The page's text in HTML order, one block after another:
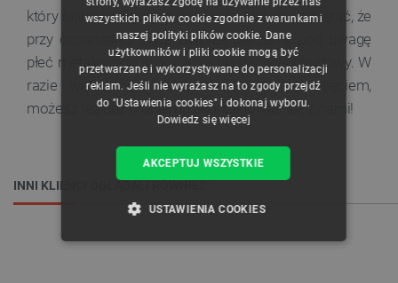
który łatwo podłączysz do układu. Należy pamiętać, że
przy oznaczaniu złącz zawsze bierzemy pod uwagę
płeć metalowego styku, a nie plastikowej obudowy. W
razie wątpliwości należy kierować się zdjęciem,
możesz też bez problemu skontaktować się z nami!
INNI KLIENCI OGLĄDALI RÓWNIEŻ:
ENGLISH
GERMAN
wszystkich plików cookie zgodnie z warunkami
naszej polityki plików cookie. Dane
użytkowników i pliki cookie mogą być
przetwarzane i wykorzystywane do personalizacji
reklam. Jeśli nie wyrażasz na to zgody przejdź
do "Ustawienia cookies" i dokonaj wyboru.
Dowiedz się więcej
AKCEPTUJ WSZYSTKIE
USTAWIENIA COOKIES